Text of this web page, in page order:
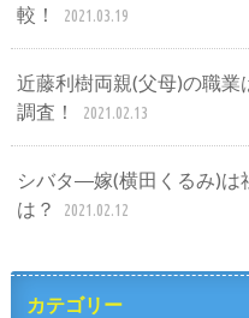
較！
2021.03.19
近藤利樹両親(父母)の職
調査！
2021.02.13
シバタ―嫁(横田くるみ)は
は？
2021.02.12
カテゴリー